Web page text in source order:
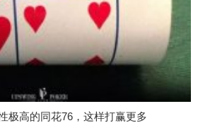
极高的同花76，这样打赢更多